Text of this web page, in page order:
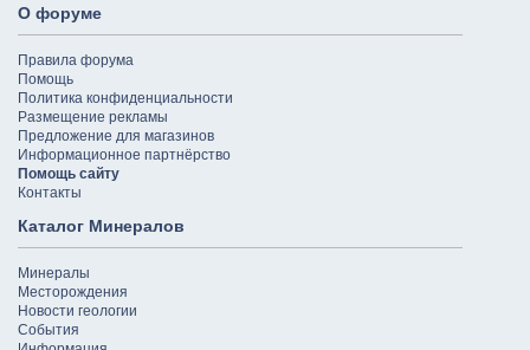
О форуме
Правила форума
Помощь
Политика конфиденциальности
Размещение рекламы
Предложение для магазинов
Информационное партнёрство
Помощь сайту
Контакты
Каталог Минералов
Минералы
Месторождения
Новости геологии
События